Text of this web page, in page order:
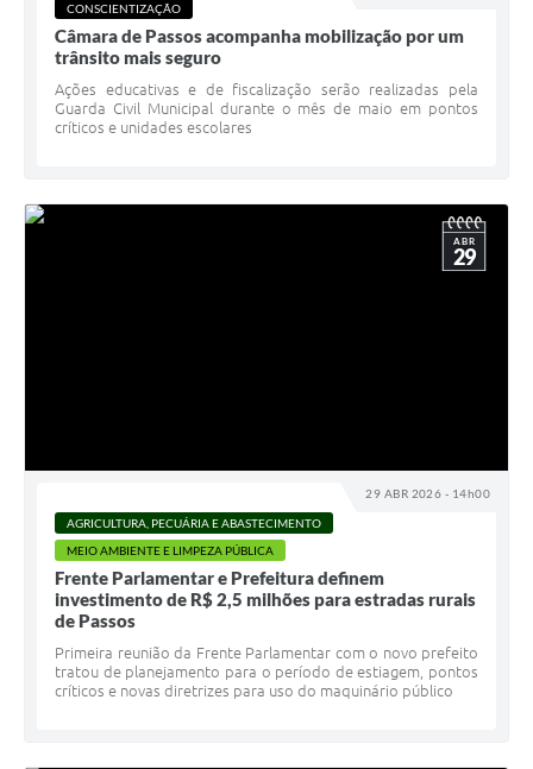
CONSCIENTIZAÇÃO
Câmara de Passos acompanha mobilização por um
trânsito mais seguro
Ações educativas e de fiscalização serão realizadas pela
Guarda Civil Municipal durante o mês de maio em pontos
críticos e unidades escolares
29 ABR 2026 - 14h00
ABR
29
AGRICULTURA, PECUÁRIA E ABASTECIMENTO
MEIO AMBIENTE E LIMPEZA PÚBLICA
Frente Parlamentar e Prefeitura definem
investimento de R$ 2,5 milhões para estradas rurais
de Passos
Primeira reunião da Frente Parlamentar com o novo prefeito
tratou de planejamento para o período de estiagem, pontos
críticos e novas diretrizes para uso do maquinário público